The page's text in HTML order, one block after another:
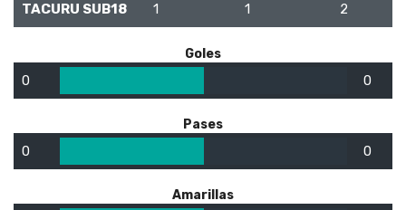
TACURU SUB18 1 1 2
Goles
0 0
Pases
0 0
Amarillas